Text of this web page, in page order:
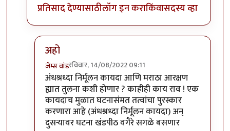
प्रतिसाद देण्यासाठीलॉग इन कराकिंवासदस्य व्हा
अहो
जेम्स वांडरविवार, 14/08/2022 09:11
In reply toविनायक मेटेbyक्लिंटन
अंधश्रध्दा निर्मूलन कायदा आणि मराठा आरक्षण
ह्यात तुलना कशी होणार ? काहीही काय राव ! एक
कायदाच मुळात घटनासंमत तत्वांचा पुरस्कार
करणारा आहे (अंधश्रध्दा निर्मूलन कायदा) अन्
दुसऱ्यावर घटना खंडपीठ वगैरे सगळे बसणार